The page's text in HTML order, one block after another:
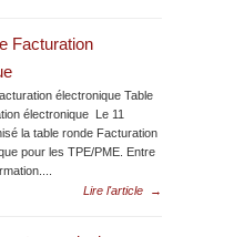
Facturation
électronique Table
électronique Le 11
la table ronde Facturation
pour les TPE/PME. Entre
Lire l'article
→